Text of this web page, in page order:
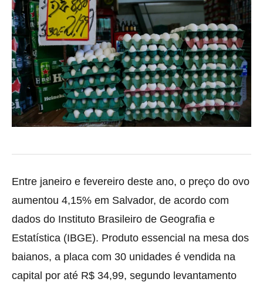
Entre janeiro e fevereiro deste ano, o preço do ovo
aumentou 4,15% em Salvador, de acordo com
dados do Instituto Brasileiro de Geografia e
Estatística (IBGE). Produto essencial na mesa dos
baianos, a placa com 30 unidades é vendida na
capital por até R$ 34,99, segundo levantamento